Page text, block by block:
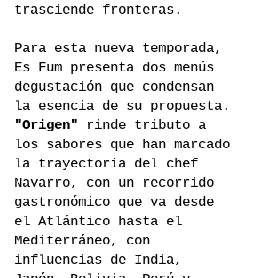
trasciende fronteras.
Para esta nueva temporada,
Es Fum presenta dos menús
degustación que condensan
la esencia de su propuesta.
"Origen"
rinde tributo a
los sabores que han marcado
la trayectoria del chef
Navarro, con un recorrido
gastronómico que va desde
el Atlántico hasta el
Mediterráneo, con
influencias de India,